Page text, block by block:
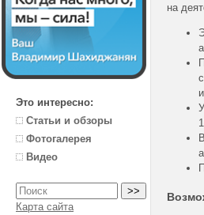
Это интересно:
Статьи и обзоры
Фотогалерея
Видео
Карта сайта
на